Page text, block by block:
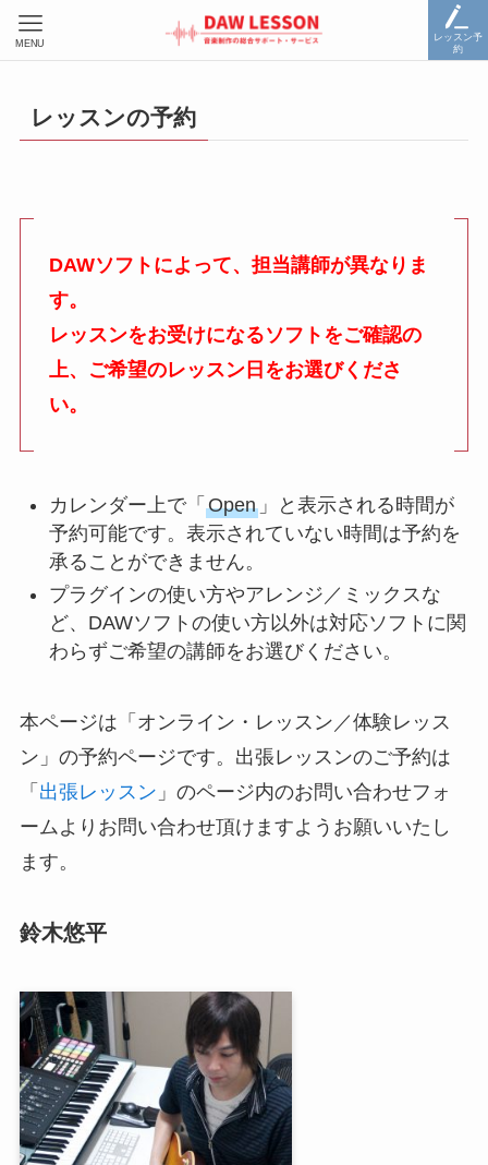
レッスン予
約
MENU
レッスンの予約
DAWソフトによって、担当講師が異なりま
す。
レッスンをお受けになるソフトをご確認の
上、ご希望のレッスン日をお選びくださ
い。
カレンダー上で「 Open」と表示される時間が
予約可能です。表示されていない時間は予約を
承ることができません。
プラグインの使い方やアレンジ／ミックスな
ど、DAWソフトの使い方以外は対応ソフトに関
わらずご希望の講師をお選びください。
本ページは「オンライン・レッスン／体験レッス
ン」の予約ページです。出張レッスンのご予約は
「 出張レッスン 」のページ内のお問い合わせフォ
ームよりお問い合わせ頂けますようお願いいたし
ます。
鈴木悠平